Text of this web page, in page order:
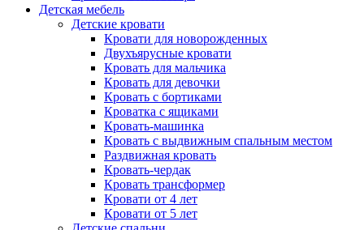
Детская мебель
Детские кровати
Кровати для новорожденных
Двухъярусные кровати
Кровать для мальчика
Кровать для девочки
Кровать с бортиками
Кроватка с ящиками
Кровать-машинка
Кровать с выдвижным спальным местом
Раздвижная кровать
Кровать-чердак
Кровать трансформер
Кровати от 4 лет
Кровати от 5 лет